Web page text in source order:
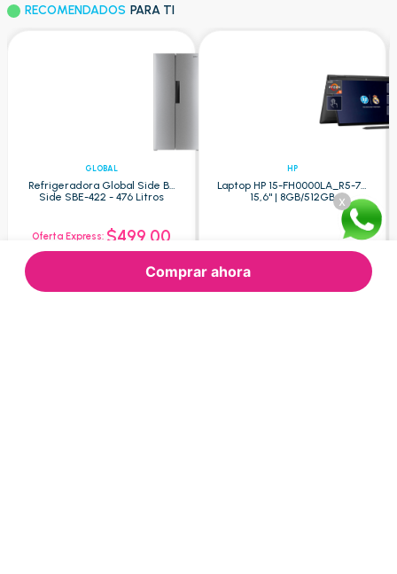
x
Comprar ahora
RECOMENDADOS PARA TI
GLOBAL
Refrigeradora Global Side By
Side SBE-422 - 476 Litros
Oferta Express: $499.00
Oferta: $609.52
HP
Laptop HP 15-FH0000LA_R5-7 -
15,6" | 8GB/512GB
$1.200.00